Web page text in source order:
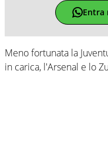
Entra
Meno fortunata la
in carica, l'Arsenal e lo